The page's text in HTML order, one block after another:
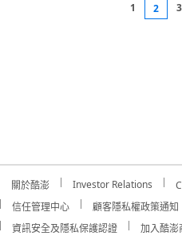
1 2 3
關於酷澎 Investor Relations
信任管理中心
顧客隱私權政策通知
資訊安全及隱私保護認證
加入酷澎